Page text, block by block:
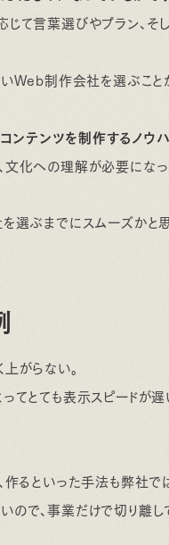
て言葉選びやプラン、
Web制作会社を選ぶこと
ンテンツを制作するノウハ
化への理解が必要になっ
選ぶまでにスムーズかと
がらない。
てとても表示スピードが遅
るといった手法も弊社で
で、事業だけで切り離し